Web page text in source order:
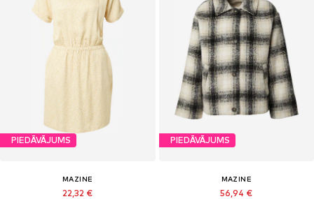
PIEDĀVĀJUMS
MAZINE
22,32 €
PIEDĀVĀJUMS
MAZINE
56,94 €